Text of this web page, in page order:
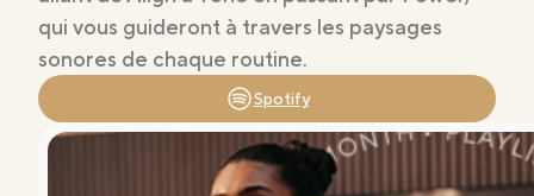
qui vous guideront à travers les paysages
sonores de chaque routine.
Spotify